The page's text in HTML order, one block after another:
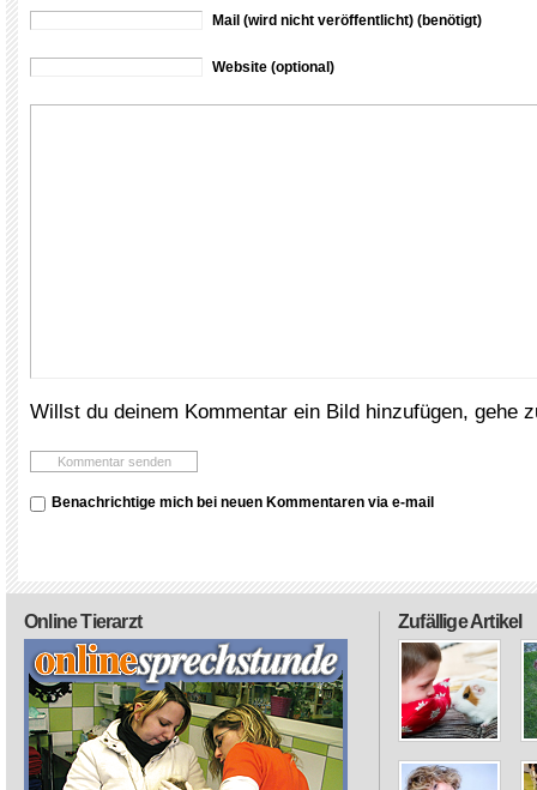
Mail (wird nicht veröffentlicht) (benötigt)
Website (optional)
Willst du deinem Kommentar ein Bild hinzufügen, gehe
Benachrichtige mich bei neuen Kommentaren via e-mail
Zufällige Artikel
Online Tierarzt